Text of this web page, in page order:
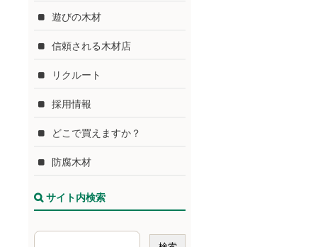
遊びの木材
信頼される木材店
リクルート
採用情報
どこで買えますか？
防腐木材
サイト内検索